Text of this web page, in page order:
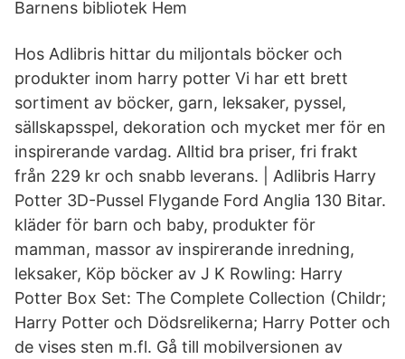
Barnens bibliotek Hem
Hos Adlibris hittar du miljontals böcker och
produkter inom harry potter Vi har ett brett
sortiment av böcker, garn, leksaker, pyssel,
sällskapsspel, dekoration och mycket mer för en
inspirerande vardag. Alltid bra priser, fri frakt
från 229 kr och snabb leverans. | Adlibris Harry
Potter 3D-Pussel Flygande Ford Anglia 130 Bitar.
kläder för barn och baby, produkter för
mamman, massor av inspirerande inredning,
leksaker, Köp böcker av J K Rowling: Harry
Potter Box Set: The Complete Collection (Childr;
Harry Potter och Dödsrelikerna; Harry Potter och
de vises sten m.fl. Gå till mobilversionen av